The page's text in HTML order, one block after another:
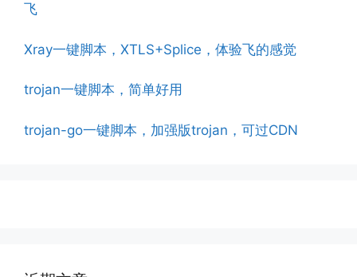
飞
Xray一键脚本，XTLS+Splice，体验飞的感觉
trojan一键脚本，简单好用
trojan-go一键脚本，加强版trojan，可过CDN